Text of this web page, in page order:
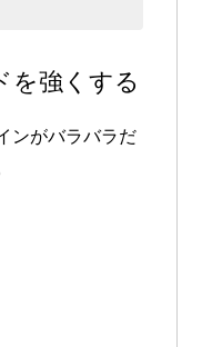
を強くする
ンがバラバラだ